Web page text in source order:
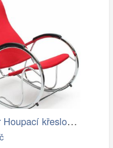
Halmar Houpací křeslo Ben 2 - černé